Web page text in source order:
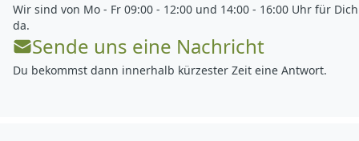
Wir sind von Mo - Fr 09:00 - 12:00 und 14:00 - 16:00 Uhr für Dich
da.
Sende uns eine Nachricht
Du bekommst dann innerhalb kürzester Zeit eine Antwort.